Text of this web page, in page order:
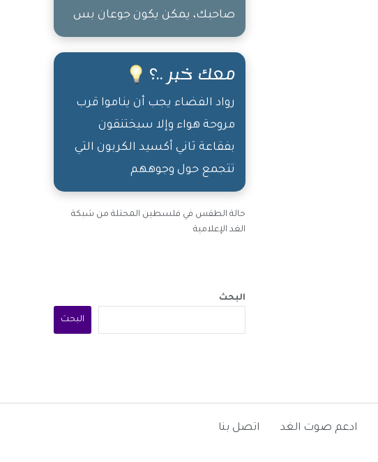
صاحبك، يمكن يكون جوعان بس
معك خبر ..؟
رواد الفضاء يجب أن يناموا قرب
مروحة هواء وإلا سيختنقون
بفقاعة ثاني أكسيد الكربون التي
تتجمع حول وجوههم
حالة الطقس في فلسطين المحتلة من شبكة
الغد الإعلامية
البحث
البحث
ادعم صوت الغد اتصل بنا